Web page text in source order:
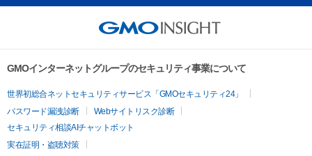
GMOインターネットグループのセキュリティ事業について
世界初総合ネットセキュリティサービス「GMOセキュリティ24」
パスワード漏洩診断
Webサイトリスク診断
セキュリティ相談AIチャットボット
実在証明・盗聴対策